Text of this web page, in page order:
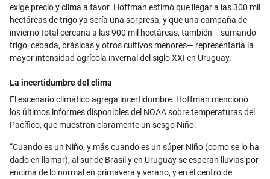
exige precio y clima a favor. Hoffman estimó que llegar a las 300 mil
hectáreas de trigo ya sería una sorpresa, y que una campaña de
invierno total cercana a las 900 mil hectáreas, también —sumando
trigo, cebada, brásicas y otros cultivos menores— representaría la
mayor intensidad agrícola invernal del siglo XXI en Uruguay.
La incertidumbre del clima
El escenario climático agrega incertidumbre. Hoffman mencionó
los últimos informes disponibles del NOAA sobre temperaturas del
Pacífico, que muestran claramente un sesgo Niño.
“Cuando es un Niño, y más cuando es un súper Niño (como se lo ha
dado en llamar), al sur de Brasil y en Uruguay se esperan lluvias por
encima de lo normal en primavera y verano, y en el centro de